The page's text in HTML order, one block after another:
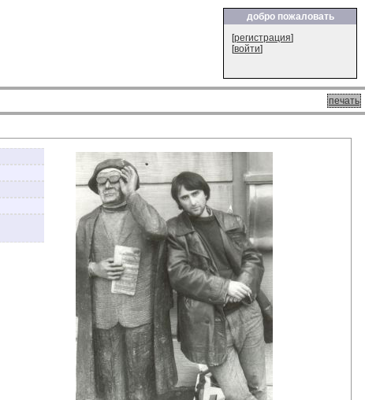
добро пожаловать
[регистрация]
[войти]
печать